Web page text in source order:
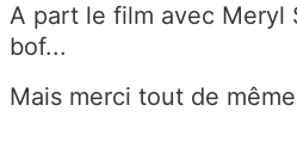
A part le film avec Meryl
bof...
Mais merci tout de